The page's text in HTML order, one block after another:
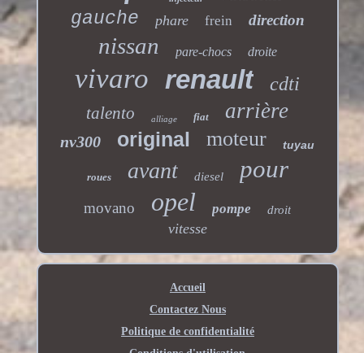
gauche phare frein direction
nissan pare-chocs droite
vivaro renault cdti
talento alliage fiat arrière
nv300 original moteur tuyau
roues avant diesel pour
movano opel pompe droit
vitesse
Accueil
Contactez Nous
Politique de confidentialité